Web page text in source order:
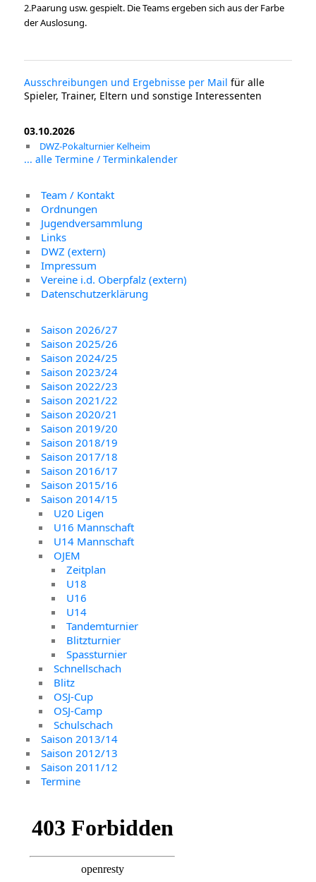
2.Paarung usw. gespielt. Die Teams ergeben sich aus der Farbe
der Auslosung.
Ausschreibungen und Ergebnisse per Mail für alle
Spieler, Trainer, Eltern und sonstige Interessenten
03.10.2026
DWZ-Pokalturnier Kelheim
... alle Termine / Terminkalender
Team / Kontakt
Ordnungen
Jugendversammlung
Links
DWZ (extern)
Impressum
Vereine i.d. Oberpfalz (extern)
Datenschutzerklärung
Saison 2026/27
Saison 2025/26
Saison 2024/25
Saison 2023/24
Saison 2022/23
Saison 2021/22
Saison 2020/21
Saison 2019/20
Saison 2018/19
Saison 2017/18
Saison 2016/17
Saison 2015/16
Saison 2014/15
U20 Ligen
U16 Mannschaft
U14 Mannschaft
OJEM
Zeitplan
U18
U16
U14
Tandemturnier
Blitzturnier
Spassturnier
Schnellschach
Blitz
OSJ-Cup
OSJ-Camp
Schulschach
Saison 2013/14
Saison 2012/13
Saison 2011/12
Termine